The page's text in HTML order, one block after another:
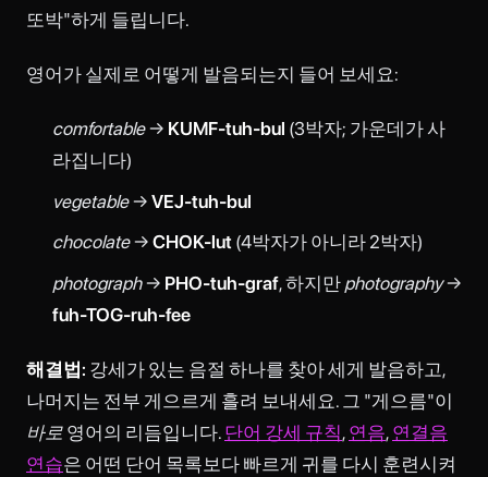
또박"하게 들립니다.
영어가 실제로 어떻게 발음되는지 들어 보세요:
comfortable→ KUMF-tuh-bul (3박자; 가운데가 사
라집니다)
vegetable→ VEJ-tuh-bul
chocolate→ CHOK-lut(4박자가 아니라 2박자)
photograph→ PHO-tuh-graf, 하지만 photography→
fuh-TOG-ruh-fee
해결법: 강세가 있는 음절 하나를 찾아 세게 발음하고,
나머지는 전부 게으르게 흘려 보내세요. 그 "게으름"이
바로 영어의 리듬입니다. 단어 강세 규칙, 연음, 연결음
연습은 어떤 단어 목록보다 빠르게 귀를 다시 훈련시켜